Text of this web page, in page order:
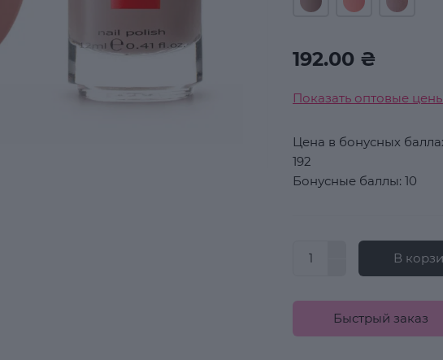
192.00 ₴
Показать оптовые цены
Цена в бонусных
192
Бонусные баллы: 10
В
Быстрый заказ